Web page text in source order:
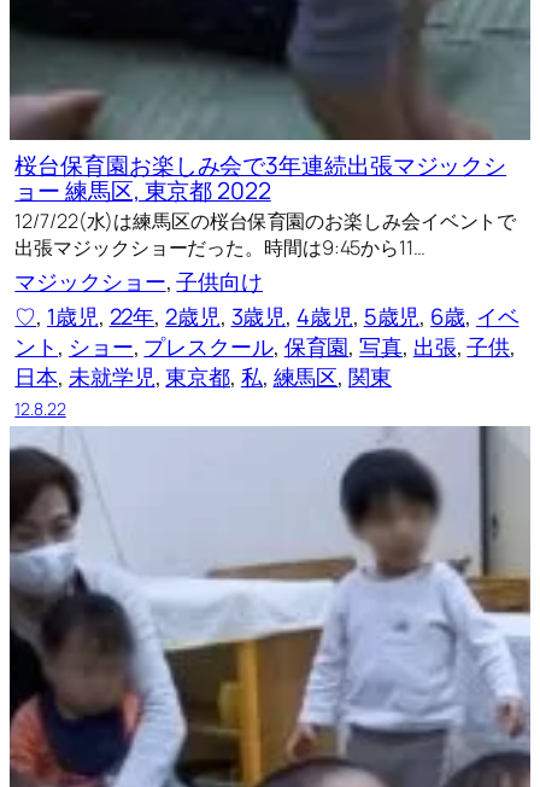
桜台保育園お楽しみ会で3年連続出張マジックシ
ョー 練馬区, 東京都 2022
12/7/22(水)は練馬区の桜台保育園のお楽しみ会イベントで
出張マジックショーだった。時間は9:45から11…
マジックショー, 子供向け
♡, 1歳児, 22年, 2歳児, 3歳児, 4歳児, 5歳児, 6歳, イベ
ント, ショー, プレスクール, 保育園, 写真, 出張, 子供
日本, 未就学児, 東京都, 私, 練馬区, 関東
12.8.22